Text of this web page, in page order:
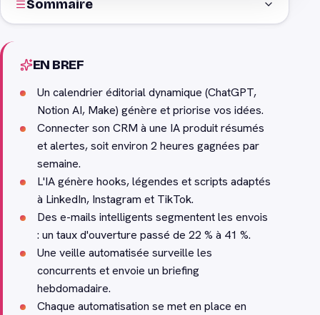
Sommaire
EN BREF
Un calendrier éditorial dynamique (ChatGPT,
Notion AI, Make) génère et priorise vos idées.
Connecter son CRM à une IA produit résumés
et alertes, soit environ 2 heures gagnées par
semaine.
L'IA génère hooks, légendes et scripts adaptés
à LinkedIn, Instagram et TikTok.
Des e-mails intelligents segmentent les envois
: un taux d'ouverture passé de 22 % à 41 %.
Une veille automatisée surveille les
concurrents et envoie un briefing
hebdomadaire.
Chaque automatisation se met en place en